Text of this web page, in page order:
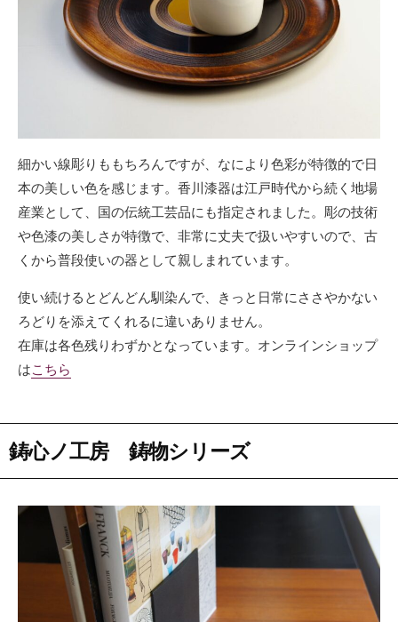
細かい線彫りももちろんですが、なにより色彩が特徴的で日
本の美しい色を感じます。香川漆器は江戸時代から続く地場
産業として、国の伝統工芸品にも指定されました。彫の技術
や色漆の美しさが特徴で、非常に丈夫で扱いやすいので、古
くから普段使いの器として親しまれています。
使い続けるとどんどん馴染んで、きっと日常にささやかない
ろどりを添えてくれるに違いありません。
在庫は各色残りわずかとなっています。オンラインショップ
はこちら
鋳心ノ工房 鋳物シリーズ